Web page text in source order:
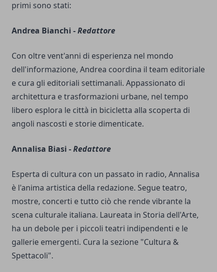
primi sono stati:
Andrea Bianchi -Redattore
Con oltre vent'anni di esperienza nel mondo
dell'informazione, Andrea coordina il team editoriale
e cura gli editoriali settimanali. Appassionato di
architettura e trasformazioni urbane, nel tempo
libero esplora le città in bicicletta alla scoperta di
angoli nascosti e storie dimenticate.
Annalisa Biasi -Redattore
Esperta di cultura con un passato in radio, Annalisa
è l'anima artistica della redazione. Segue teatro,
mostre, concerti e tutto ciò che rende vibrante la
scena culturale italiana. Laureata in Storia dell'Arte,
ha un debole per i piccoli teatri indipendenti e le
gallerie emergenti. Cura la sezione "Cultura &
Spettacoli".